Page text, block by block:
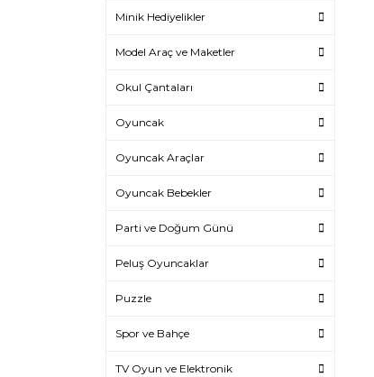
Minik Hediyelikler
Model Araç ve Maketler
Okul Çantaları
Oyuncak
Oyuncak Araçlar
Oyuncak Bebekler
Parti ve Doğum Günü
Peluş Oyuncaklar
Puzzle
Spor ve Bahçe
TV Oyun ve Elektronik